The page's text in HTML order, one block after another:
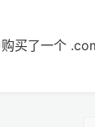
买了一个